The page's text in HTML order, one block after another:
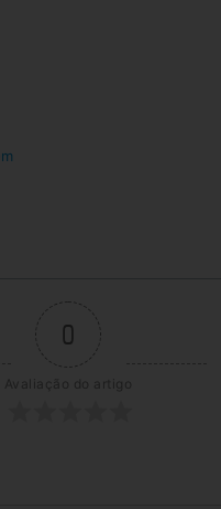
0
Avaliação do artigo